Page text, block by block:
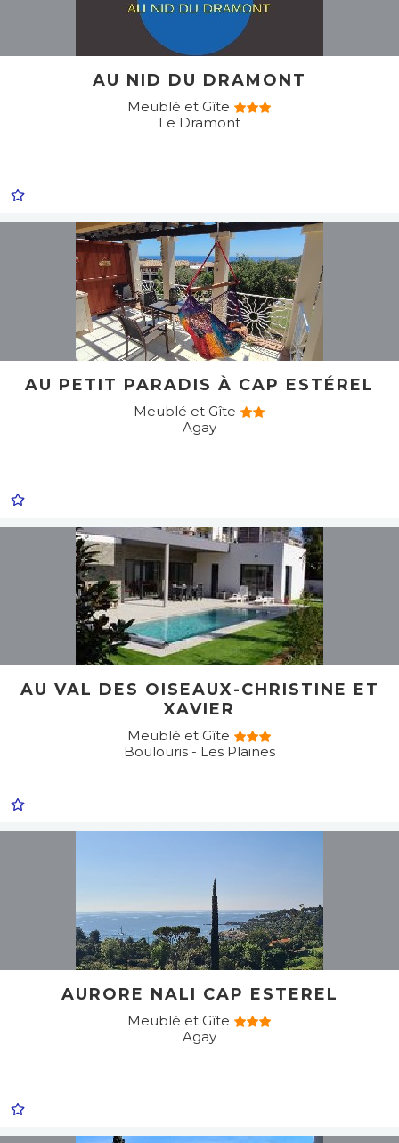
AU NID DU DRAMONT
Meublé et Gîte
Le Dramont
AU PETIT PARADIS À CAP ESTÉREL
Meublé et Gîte
Agay
AU VAL DES OISEAUX-CHRISTINE ET
XAVIER
Meublé et Gîte
Boulouris - Les Plaines
AURORE NALI CAP ESTEREL
Meublé et Gîte
Agay